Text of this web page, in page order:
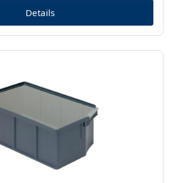
Details